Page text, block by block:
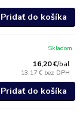
Pridať do košíka
16,20 €/bal
13,17 € bez DPH
Skladom
Pridať do košíka